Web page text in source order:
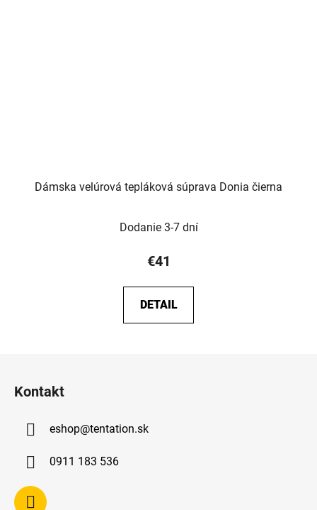
Dámska velúrová tepláková súprava Donia čierna
Dodanie 3-7 dní
€41
DETAIL
Kontakt
eshop@tentation.sk
0911 183 536